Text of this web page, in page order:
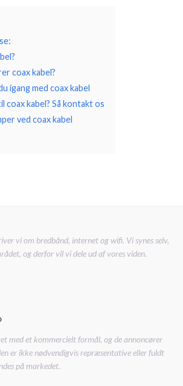
coax kabel?
igang med coax kabel
kabel? Så kontakt os
ved coax kabel
vi om bredbånd, internet og wifi. Vi synes selv,
og derfor vil vi dele ud af vores viden.
med et kommercielt formål, og de annoncører
er ikke nødvendigvis repræsentative eller fuldt
på markedet.